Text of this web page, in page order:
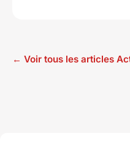
← Voir tous les articles